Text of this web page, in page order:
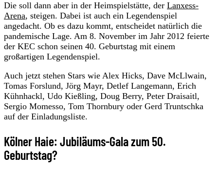
Die soll dann aber in der Heimspielstätte, der Lanxess-
Arena, steigen. Dabei ist auch ein Legendenspiel
angedacht. Ob es dazu kommt, entscheidet natürlich die
pandemische Lage. Am 8. November im Jahr 2012 feierte
der KEC schon seinen 40. Geburtstag mit einem
großartigen Legendenspiel.
Auch jetzt stehen Stars wie Alex Hicks, Dave McLlwain,
Tomas Forslund, Jörg Mayr, Detlef Langemann, Erich
Kühnhackl, Udo Kießling, Doug Berry, Peter Draisaitl,
Sergio Momesso, Tom Thornbury oder Gerd Truntschka
auf der Einladungsliste.
Kölner Haie: Jubiläums-Gala zum 50.
Geburtstag?